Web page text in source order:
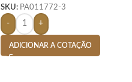
SKU: PA011772-3
- +
ADICIONAR A COTAÇÃO